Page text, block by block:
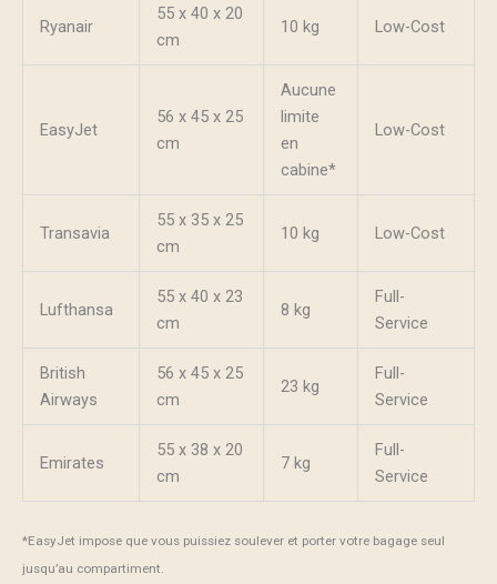
Ryanair
55 x 40 x 20
cm
10 kg Low-Cost
EasyJet
56 x 45 x 25
cm
Aucune
limite
en
cabine*
Low-Cost
Transavia
55 x 35 x 25
cm
10 kg Low-Cost
Lufthansa
55 x 40 x 23
cm
8 kg
Full-
Service
British
Airways
56 x 45 x 25
cm
23 kg
Full-
Service
Emirates
55 x 38 x 20
cm
7 kg
Full-
Service
*EasyJet impose que vous puissiez soulever et porter votre bagage seul
jusqu’au compartiment.